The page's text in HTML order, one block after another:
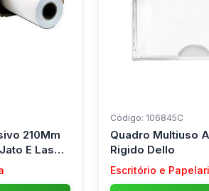
210Mm
E Laser
Código: 106845C
Quadro Multiuso
Rigido Dello
Escritório e